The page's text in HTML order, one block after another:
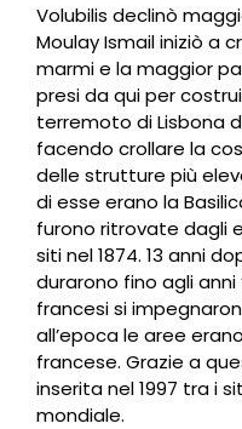
Volubilis declinò
Moulay Ismail iniziò a
marmi e la maggior
presi da qui per
terremoto di Lisbona
facendo crollare la
delle strutture più
di esse erano la
furono ritrovate dagli
siti nel 1874. 13 anni
durarono fino agli anni
francesi si
all’epoca le aree
francese. Grazie a
inserita nel 1997 tra i
mondiale.